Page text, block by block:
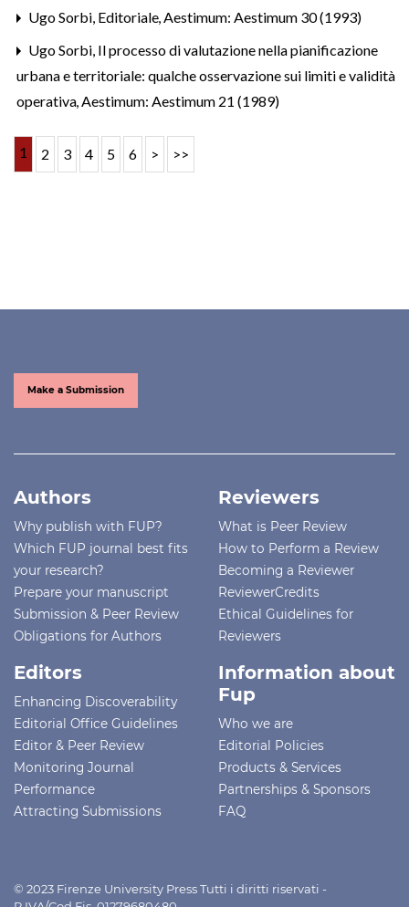
Ugo Sorbi, Editoriale,Aestimum: Aestimum 30 (1993)
Ugo Sorbi, Il processo di valutazione nella pianificazione
urbana e territoriale: qualche osservazione sui limiti e validità
operativa,Aestimum: Aestimum 21 (1989)
1 2 3 4 5 6 > >>
Make a Submission
Authors
Why publish with FUP?
Which FUP journal best fits
your research?
Prepare your manuscript
Submission & Peer Review
Obligations for Authors
Reviewers
What is Peer Review
How to Perform a Review
Becoming a Reviewer
ReviewerCredits
Ethical Guidelines for
Reviewers
Editors
Enhancing Discoverability
Editorial Office Guidelines
Editor & Peer Review
Monitoring Journal
Performance
Attracting Submissions
Information about
Fup
Who we are
Editorial Policies
Products & Services
Partnerships & Sponsors
FAQ
© 2023 Firenze University Press Tutti i diritti riservati -